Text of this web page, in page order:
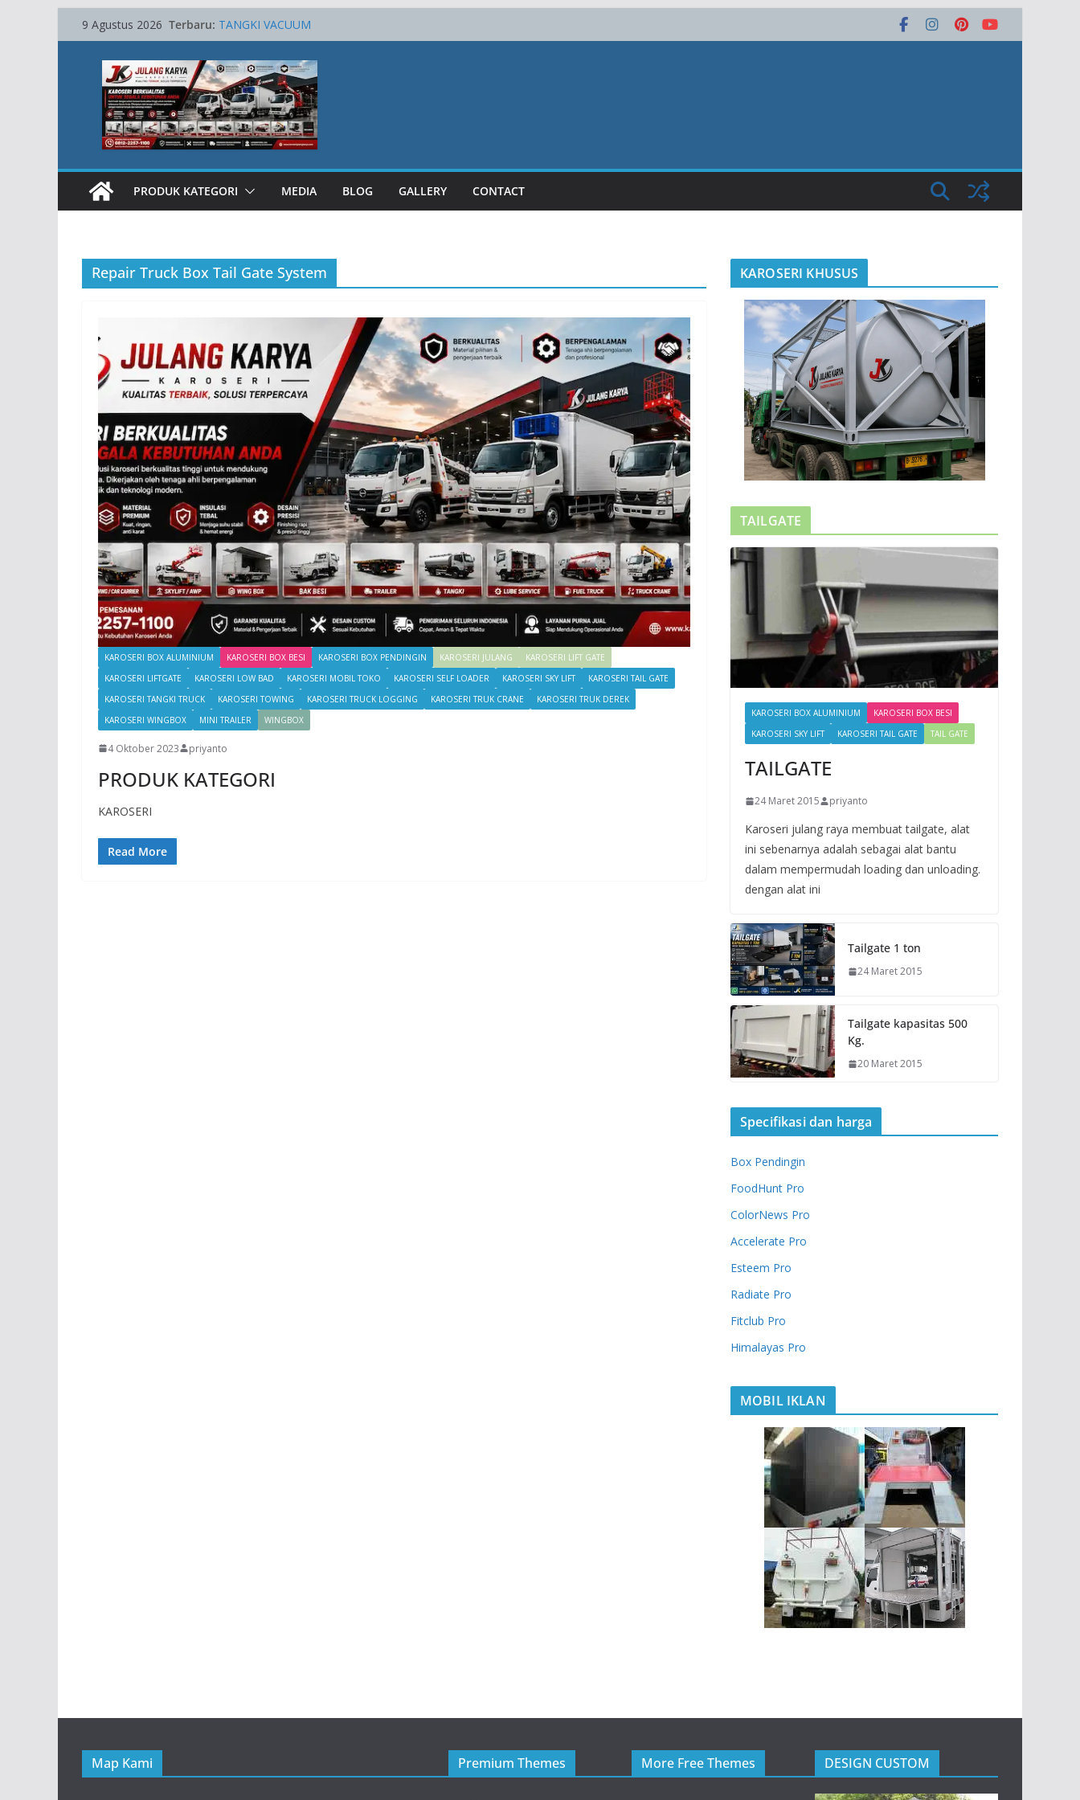
to
content
9 Agustus 2026 Terbaru: TANGKI VACUUM
SKYLIFT AWP 15 METER
Karoseri Lube Service Truck Berkualitas | Julang Karya
TRUCK CRANE
PRODUK KATEGORI MEDIA BLOG GALLERY CONTACT
Repair Truck Box Tail Gate System
KAROSERI BOX ALUMINIUM KAROSERI BOX BESI KAROSERI BOX PENDINGIN KAROSERI JULANG
KAROSERI LIFT GATE
KAROSERI LIFTGATE
KAROSERI LOW BAD KAROSERI MOBIL TOKO KAROSERI SELF LOADER KAROSERI SKY LIFT
KAROSERI TAIL GATE
KAROSERI TANGKI TRUCK
KAROSERI TOWING KAROSERI TRUCK LOGGING KAROSERI TRUK CRANE
KAROSERI TRUK DEREK
KAROSERI WINGBOX
MINI TRAILER WINGBOX
4 Oktober 2023 priyanto
PRODUK KATEGORI
KAROSERI
Read More
KAROSERI KHUSUS
TAILGATE
KAROSERI BOX ALUMINIUM
KAROSERI BOX BESI
KAROSERI SKY LIFT
KAROSERI TAIL GATE TAIL GATE
TAILGATE
24 Maret 2015 priyanto
Karoseri julang raya membuat tailgate, alat
ini sebenarnya adalah sebagai alat bantu
dalam mempermudah loading dan unloading.
dengan alat ini
Tailgate 1 ton
24 Maret 2015
Tailgate kapasitas 500
Kg.
20 Maret 2015
Specifikasi dan harga
Box Pendingin
FoodHunt Pro
ColorNews Pro
Accelerate Pro
Esteem Pro
Radiate Pro
Fitclub Pro
Himalayas Pro
MOBIL IKLAN
Map Kami Premium Themes More Free Themes DESIGN CUSTOM